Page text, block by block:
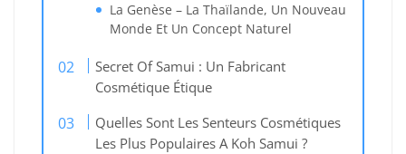
La Genèse – La Thaïlande, Un Nouveau
Monde Et Un Concept Naturel
Secret Of Samui : Un Fabricant
Cosmétique Étique
Quelles Sont Les Senteurs Cosmétiques
Les Plus Populaires A Koh Samui ?